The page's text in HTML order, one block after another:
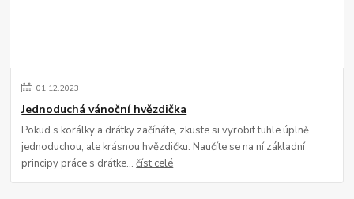
01.12.2023
Jednoduchá vánoční hvězdička
Pokud s korálky a drátky začínáte, zkuste si vyrobit tuhle úplně
jednoduchou, ale krásnou hvězdičku. Naučíte se na ní základní
principy práce s drátke...číst celé